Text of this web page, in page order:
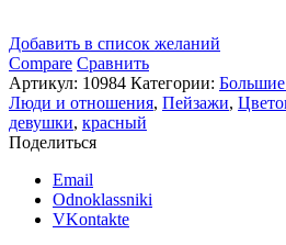
Добавить в список желаний
Compare Сравнить
Артикул: 10984 Категории:
Люди и отношения, Пейзажи,
девушки, красный
Поделиться
Email
Odnoklassniki
VKontakte